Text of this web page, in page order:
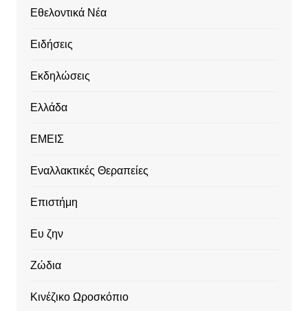
Εθελοντικά Νέα
Ειδήσεις
Εκδηλώσεις
Ελλάδα
ΕΜΕΙΣ
Εναλλακτικές Θεραπείες
Επιστήμη
Ευ ζην
Ζώδια
Κινέζικο Ωροσκόπιο